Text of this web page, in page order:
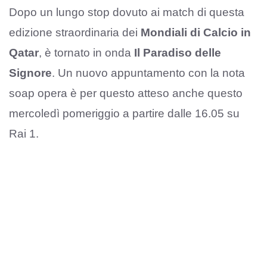
Dopo un lungo stop dovuto ai match di questa
edizione straordinaria dei Mondiali di Calcio in
Qatar, è tornato in onda Il Paradiso delle
Signore. Un nuovo appuntamento con la nota
soap opera è per questo atteso anche questo
mercoledì pomeriggio a partire dalle 16.05 su
Rai 1.